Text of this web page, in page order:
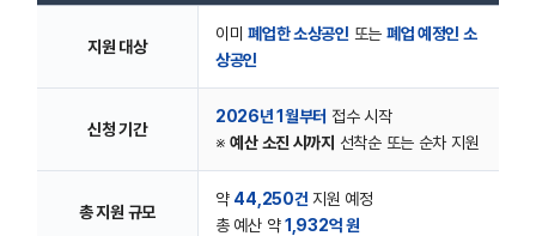
지원 대상
이미폐업한 소상공인 또는 폐업 예정인 소
상공인
신청 기간
2026년 1월부터 접수 시작
※예산 소진 시까지 선착순 또는 순차 지원
총 지원 규모
약 44,250건 지원 예정
총 예산 약1,932억 원